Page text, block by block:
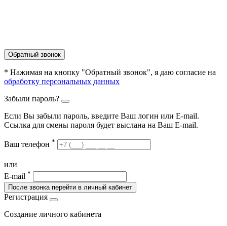
Обратный звонок
* Нажимая на кнопку "Обратный звонок", я даю согласие на
обработку персональных данных
Забыли пароль?
Если Вы забыли пароль, введите Ваш логин или Е-mail.
Ссылка для смены пароля будет выслана на Ваш E-mail.
Ваш телефон *
или
E-mail *
После звонка перейти в личный кабинет
Регистрация
Создание личного кабинета